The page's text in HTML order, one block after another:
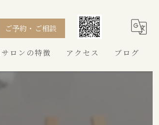
ご予約・ご相談
ロンの特徴 アクセス ブログ